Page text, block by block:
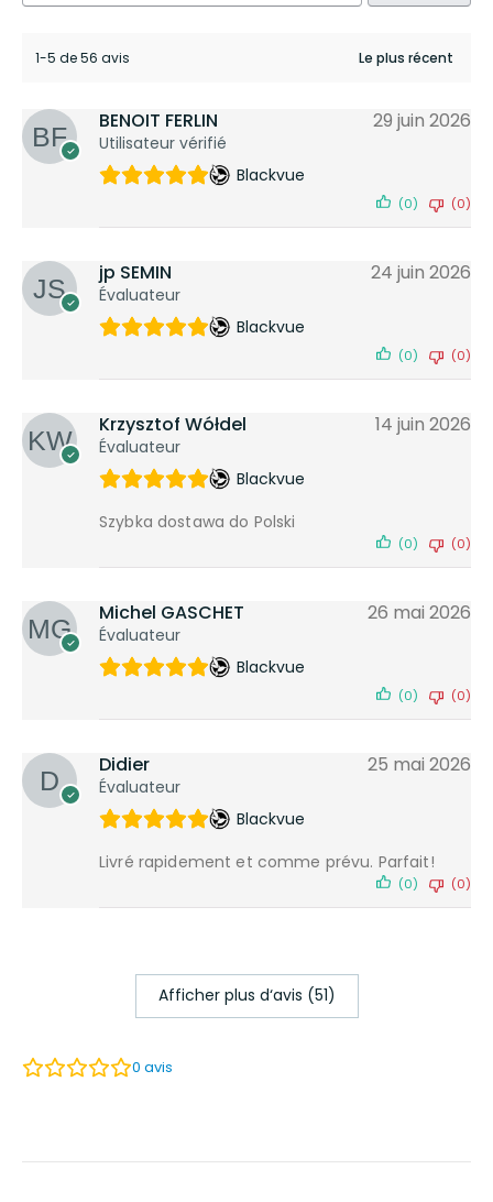
1-5 de 56 avis
BENOIT FERLIN
Utilisateur vérifié
29 juin 2026
Blackvue
(0) (0)
jp SEMIN
Évaluateur
24 juin 2026
Blackvue
(0) (0)
Krzysztof Wółdel
Évaluateur
14 juin 2026
Blackvue
Szybka dostawa do Polski
(0) (0)
Michel GASCHET
Évaluateur
26 mai 2026
Blackvue
(0) (0)
Didier
Évaluateur
25 mai 2026
Blackvue
Livré rapidement et comme prévu. Parfait!
(0) (0)
Afficher plus d‘avis (51)
0 avis